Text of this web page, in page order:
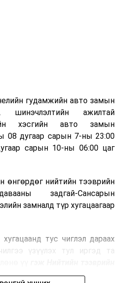
үйлдвэрлэхэд ашиглаж
хувьд шаталтын дараа
ашигт эрдсийг сэргээн
лаг шатаах үйлдвэрээс
сэргээн авах технологи
төвлөрсөн лаг
дулаан, цахилгаан
технологийг лагийн
гудамжийн авто замын
шинэчлэлтийн ажилтай
хэсгийн авто замын
08 дугаар сарын 7-ны 23:00
сарын 10-ны 06:00 цаг
өнгөрдөг нийтийн тээврийн
задгай-Сансарын
замналд түр хугацаагаар
тус чиглэл дараах
үзүүлэх тул иргэд та